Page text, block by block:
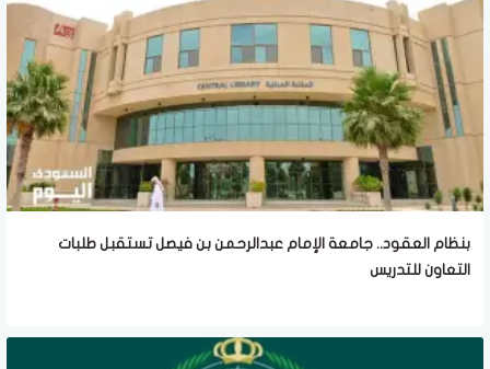
بنظام العقود.. جامعة الإمام عبدالرحمن بن فيصل تستقبل طلبات
التعاون للتدريس